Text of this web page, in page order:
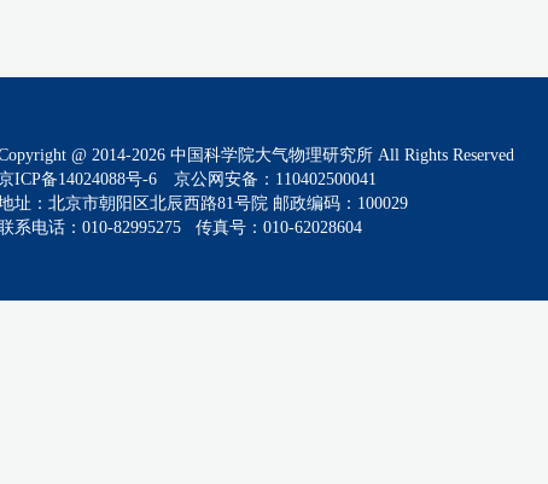
@ 2014-2026 中国科学院大气物理研究所 All Rights Reserved
ICP备14024088号-6
京公网安备：110402500041
址：北京市朝阳区北辰西路81号院 邮政编码：100029
系电话：010-82995275 传真号：010-62028604